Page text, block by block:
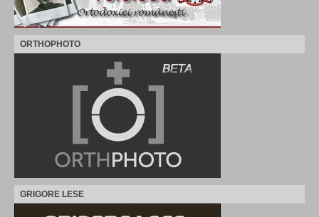
ORTHOPHOTO
GRIGORE LESE